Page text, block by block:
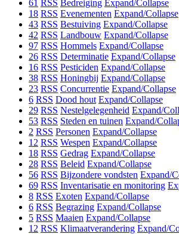
61 RSS Bedreiging Expand/Collapse
18 RSS Evenementen Expand/Collapse
43 RSS Bestuiving Expand/Collapse
42 RSS Landbouw Expand/Collapse
97 RSS Hommels Expand/Collapse
26 RSS Determinatie Expand/Collapse
16 RSS Pesticiden Expand/Collapse
38 RSS Honingbij Expand/Collapse
23 RSS Concurrentie Expand/Collapse
6 RSS Dood hout Expand/Collapse
29 RSS Nestelgelegenheid Expand/
53 RSS Steden en tuinen Expand/
2 RSS Personen Expand/Collapse
12 RSS Wespen Expand/Collapse
18 RSS Gedrag Expand/Collapse
28 RSS Beleid Expand/Collapse
56 RSS Bijzondere vondsten Expand/
69 RSS Inventarisatie en monitoring
8 RSS Exoten Expand/Collapse
6 RSS Begrazing Expand/Collapse
5 RSS Maaien Expand/Collapse
12 RSS Klimaatverandering Expand/